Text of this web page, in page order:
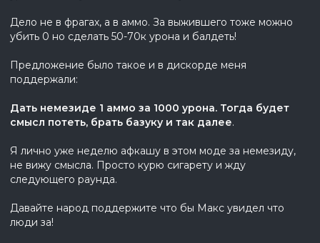
Дело не в фрагах, а в аммо. За выжившего тоже можно
убить 0 но сделать 50-70к урона и балдеть!
Предложение было такое и в дискорде меня
поддержали:
Дать немезиде 1 аммо за 1000 урона. Тогда будет
смысл потеть, брать базуку и так далее.
Я лично уже неделю афкашу в этом моде за немезиду,
не вижу смысла. Просто курю сигарету и жду
следующего раунда.
Давайте народ поддержите что бы Макс увидел что
люди за!